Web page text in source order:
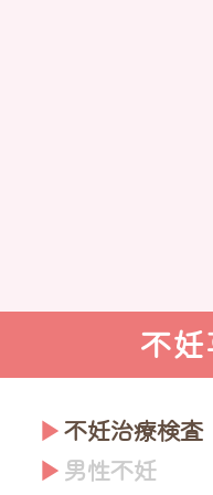
不
不妊治療検査
男性不妊